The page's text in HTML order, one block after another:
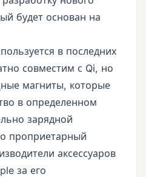
будет основан на
в последних
совместим с Qi, но
магниты, которые
в определенном
зарядной
проприетарный
аксессуаров
за его